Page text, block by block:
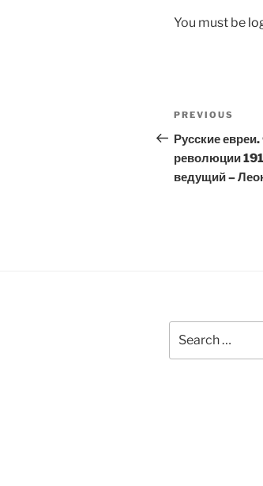
You must be
Post
Previous
Post
PREVIOUS
Русские
революции
ведущий –
for: